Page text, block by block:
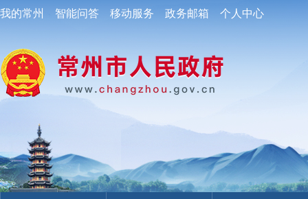
我的常州 智能问答 移动服务 政务邮箱 个人中心